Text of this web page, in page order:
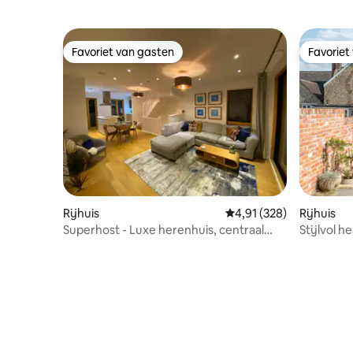
Favoriet van gasten
Favoriet van gasten
Rijhuis Gemiddelde
4,91 (328)
Superhost - Luxe herenhuis, centraal
Rijhuis
Stijlvol